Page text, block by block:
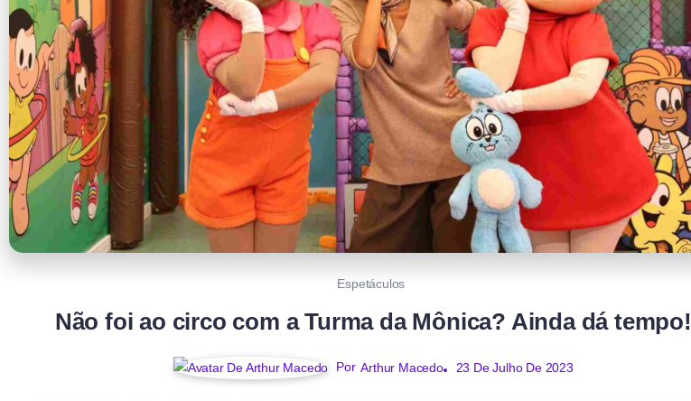
Espetáculos
Não foi ao circo com a Turma da Mônica? Ainda dá tempo!
Por Arthur Macedo 23 De Julho De 2023